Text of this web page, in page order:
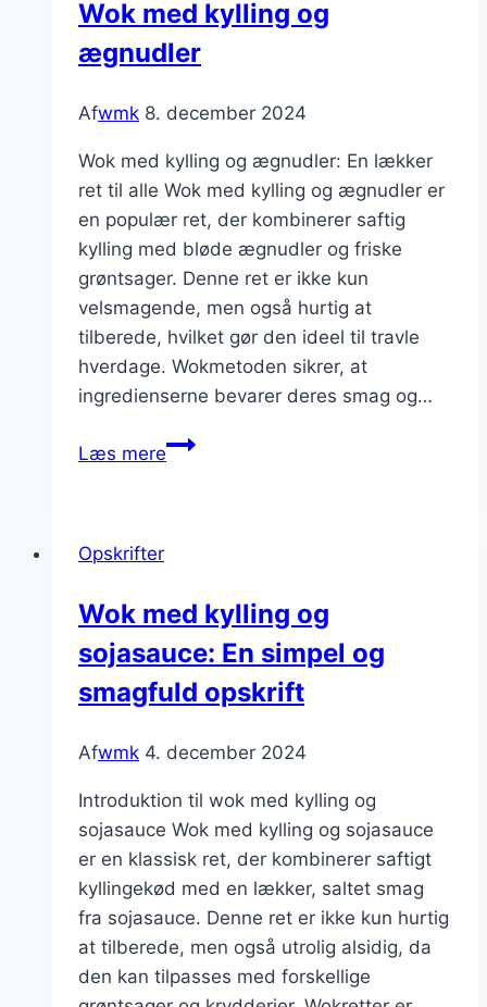
Wok med kylling og
ægnudler
Afwmk 8. december 2024
Wok med kylling og ægnudler: En lækker
ret til alle Wok med kylling og ægnudler er
en populær ret, der kombinerer saftig
kylling med bløde ægnudler og friske
grøntsager. Denne ret er ikke kun
velsmagende, men også hurtig at
tilberede, hvilket gør den ideel til travle
hverdage. Wokmetoden sikrer, at
ingredienserne bevarer deres smag og…
Læs mereWok
Opskrifter
Wok med kylling og
sojasauce: En simpel og
smagfuld opskrift
Afwmk 4. december 2024
Introduktion til wok med kylling og
sojasauce Wok med kylling og sojasauce
er en klassisk ret, der kombinerer saftigt
kyllingekød med en lækker, saltet smag
fra sojasauce. Denne ret er ikke kun hurtig
at tilberede, men også utrolig alsidig, da
den kan tilpasses med forskellige